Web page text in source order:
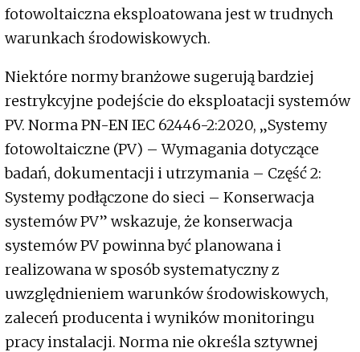
fotowoltaiczna eksploatowana jest w trudnych
warunkach środowiskowych.
Niektóre normy branżowe sugerują bardziej
restrykcyjne podejście do eksploatacji systemów
PV. Norma PN-EN IEC 62446-2:2020, „Systemy
fotowoltaiczne (PV) – Wymagania dotyczące
badań, dokumentacji i utrzymania – Część 2:
Systemy podłączone do sieci – Konserwacja
systemów PV” wskazuje, że konserwacja
systemów PV powinna być planowana i
realizowana w sposób systematyczny z
uwzględnieniem warunków środowiskowych,
zaleceń producenta i wyników monitoringu
pracy instalacji. Norma nie określa sztywnej